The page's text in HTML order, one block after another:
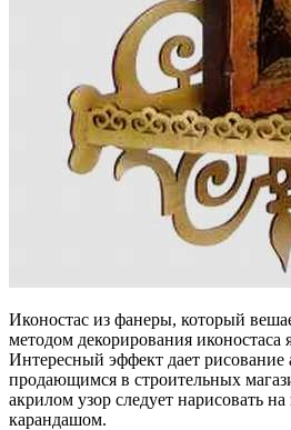
Иконостас из фанеры, который
методом декорирования иконостаса
Интересный эффект дает рисование
продающимся в строительных
акрилом узор следует нарисовать
карандашом.